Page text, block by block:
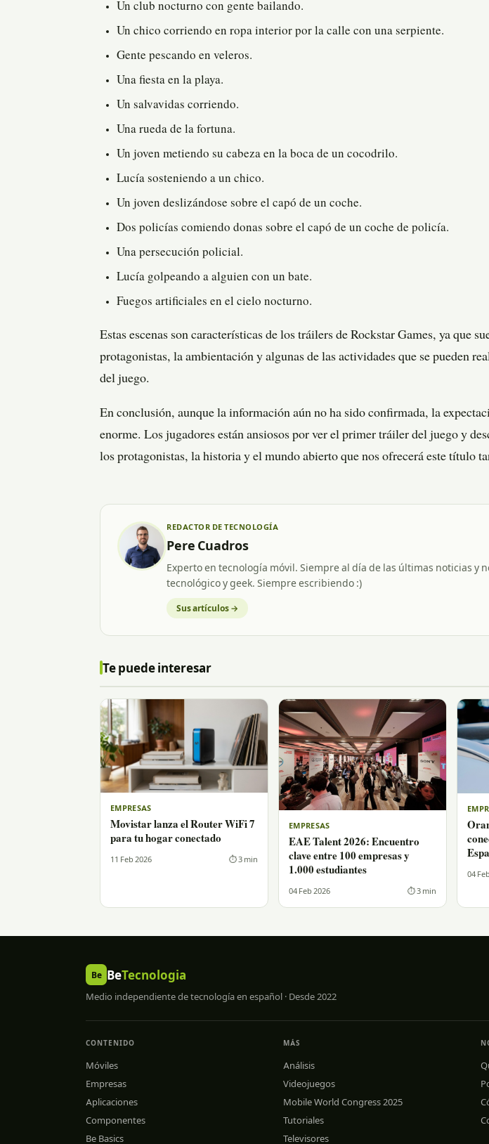
Un club nocturno con gente bailando.
Un chico corriendo en ropa interior por la calle con una serpiente.
Gente pescando en veleros.
Una fiesta en la playa.
Un salvavidas corriendo.
Una rueda de la fortuna.
Un joven metiendo su cabeza en la boca de un cocodrilo.
Lucía sosteniendo a un chico.
Un joven deslizándose sobre el capó de un coche.
Dos policías comiendo donas sobre el capó de un coche de policía.
Una persecución policial.
Lucía golpeando a alguien con un bate.
Fuegos artificiales en el cielo nocturno.
Estas escenas son características de los tráilers de Rockstar Games, ya que
protagonistas, la ambientación y algunas de las actividades que se pueden
del juego.
En conclusión, aunque la información aún no ha sido confirmada, la
enorme. Los jugadores están ansiosos por ver el primer tráiler del juego y
los protagonistas, la historia y el mundo abierto que nos ofrecerá este título
REDACTOR DE TECNOLOGÍA
Pere Cuadros
Experto en tecnología móvil. Siempre al día de las últimas noticias y
tecnológico y geek. Siempre escribiendo :)
Sus artículos →
Te puede interesar
EMPRESAS
Movistar lanza el Router WiFi 7
para tu hogar conectado
11 Feb 2026 ⏱ 3 min
EMPRESAS
EAE Talent 2026: Encuentro
clave entre 100 empresas y
1.000 estudiantes
04 Feb 2026 ⏱ 3 min
04
Be BeTecnologia
Medio independiente de tecnología en español · Desde 2022
CONTENIDO
Móviles
Empresas
Aplicaciones
Componentes
Be Basics
MÁS
Análisis
Videojuegos
Mobile World Congress 2025
Tutoriales
Televisores